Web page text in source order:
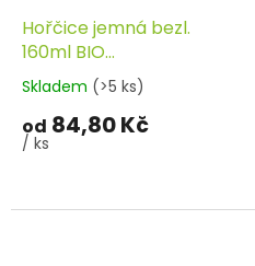
Hořčice jemná bezl.
160ml BIO
ZWERGENWIESE
Skladem (>5 ks)
od 84,80 Kč
/ ks